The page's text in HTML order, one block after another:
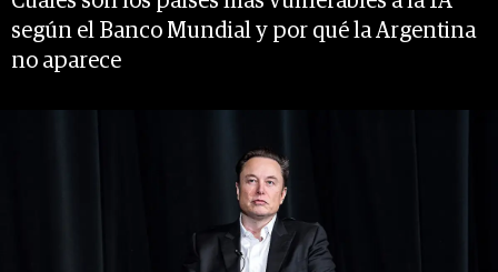
según el Banco Mundial y por qué la Argentina
no aparece